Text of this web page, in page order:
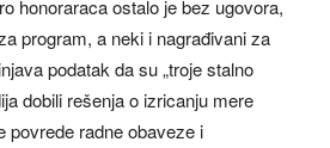
honoraraca ostalo je bez ugovora,
program, a neki i nagrađivani za
podatak da su „troje stalno
dobili rešenja o izricanju mere
povrede radne obaveze i